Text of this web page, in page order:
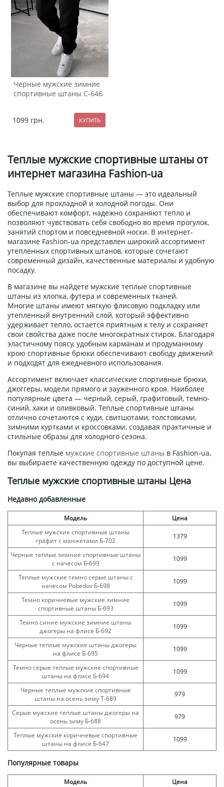
Черные мужские зимние
спортивные штаны С-646
1099 грн.
Теплые мужские спортивные штаны от
интернет магазина Fashion-ua
Теплые мужские спортивные штаны — это идеальный
выбор для прохладной и холодной погоды. Они
обеспечивают комфорт, надежно сохраняют тепло и
позволяют чувствовать себя свободно во время прогулок,
занятий спортом и повседневной носки. В интернет-
магазине Fashion-ua представлен широкий ассортимент
утепленных спортивных штанов, которые сочетают
современный дизайн, качественные материалы и удобную
посадку.
В магазине вы найдете мужские теплые спортивные
штаны из хлопка, футера и современных тканей.
Многие штаны имеют мягкую флисовую подкладку или
утепленный внутренний слой, который эффективно
удерживает тепло, остается приятным к телу и сохраняет
свои свойства даже после многократных стирок. Благодаря
эластичному поясу, удобным карманам и продуманному
крою спортивные брюки обеспечивают свободу движений
и подходят для ежедневного использования.
Ассортимент включает классические спортивные брюки,
джоггеры, модели прямого и зауженного кроя. Наиболее
популярные цвета — черный, серый, графитовый, темно-
синий, хаки и оливковый. Теплые спортивные штаны
отлично сочетаются с худи, свитшотами, толстовками,
зимними куртками и кроссовками, создавая практичные и
стильные образы для холодного сезона.
Покупая теплые мужские спортивные штаны в Fashion-ua,
вы выбираете качественную одежду по доступной цене.
Теплые мужские спортивные штаны Цена
Недавно добавленные
Модель
Цена
Теплые мужские спортивные штаны
графит с манжетами Б-702
1379
Черные теплые зимние спортивные штаны
с начесом Б-699
1099
Теплые мужские темно серые штаны с
начесом Pobedov Б-698
1099
Темно коричневые мужские зимние
спортивные штаны Б-693
1099
Темно синие мужские зимние штаны
джогеры на флисе Б-692
1099
Черные теплые мужские штаны джогеры
на флисе Б-695
1099
Темно серые теплые мужские спортивные
штаны на флисе Б-694
1099
Черные теплые мужские спортивные
штаны на осень зиму Т-689
979
Серые мужские теплые штаны джогеры на
осень зиму Б-688
979
Теплые мужские коричневые спортивные
штаны на флисе Б-647
1099
Популярные товары
Модель
Цена